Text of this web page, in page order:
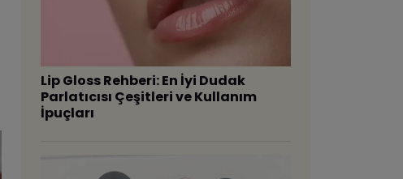
Lip Gloss Rehberi: En İyi Dudak
Parlatıcısı Çeşitleri ve Kullanım
İpuçları